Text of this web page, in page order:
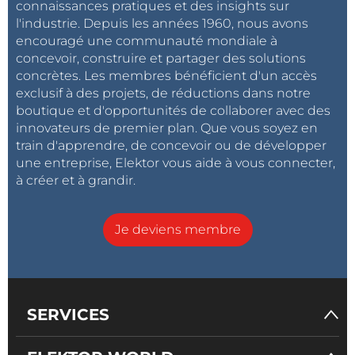
Pourquoi s’inscrire ?
Accès à 6 présentations d’experts avec sessions
de questions-réponses en direct
Accès illimité à tous les enregistrements et
documents
Participation en ligne pratique depuis votre
bureau
Certificat de participation inclus
Vous recevrez l’e-book “
Billets et inscription
Prix Membre Elektor (Gold, Green) :149 €
Inscrivez-vous maintenant !
connaissances pratiques et des insights sur
l'industrie. Depuis les années 1960, nous avons
encouragé une communauté mondiale à
concevoir, construire et partager des solutions
concrètes. Les membres bénéficient d'un accès
exclusif à des projets, de réductions dans notre
boutique et d'opportunités de collaborer avec des
innovateurs de premier plan. Que vous soyez en
train d'apprendre, de concevoir ou de développer
une entreprise, Elektor vous aide à vous connecter,
à créer et à grandir.
Je deviens membre
SERVICES